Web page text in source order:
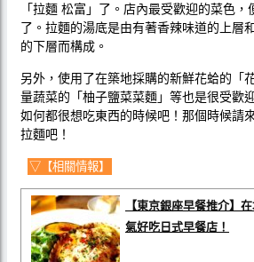
「拉麵 松富」了。店內最受歡迎的菜色，
了。拉麵的湯底是由有著香辣味道的上層
的下層而構成。
另外，使用了在築地採購的新鮮花蛤的「
量蔬菜的「柚子鹽菜菜麵」等也是很受歡
如何都很想吃東西的時候吧！那個時候請
拉麵吧！
▽【相關情報】
【東京銀座早餐推介】
氣好吃日式早餐店！